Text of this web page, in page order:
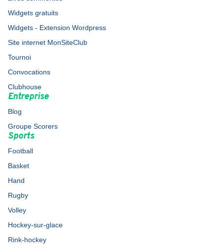
Widgets gratuits
Widgets - Extension Wordpress
Site internet MonSiteClub
Tournoi
Convocations
Clubhouse
Entreprise
Blog
Groupe Scorers
Sports
Football
Basket
Hand
Rugby
Volley
Hockey-sur-glace
Rink-hockey